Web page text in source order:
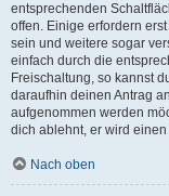
entsprechenden
offen. Einige erfordern
sein und weitere sogar
einfach durch die
Freischaltung, so kannst
daraufhin deinen Antrag
aufgenommen werden
dich ablehnt, er wird
Nach oben